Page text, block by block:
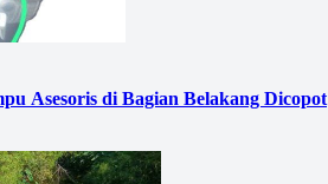
Asesoris di Bagian Belakang Dicopot